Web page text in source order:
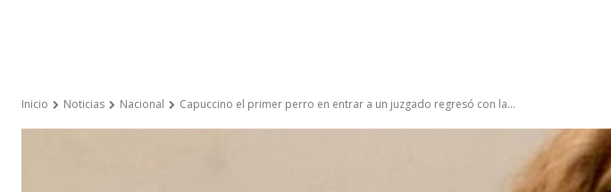
Inicio Noticias Nacional Capuccino el primer perro en entrar a un juzgado regresó con la...